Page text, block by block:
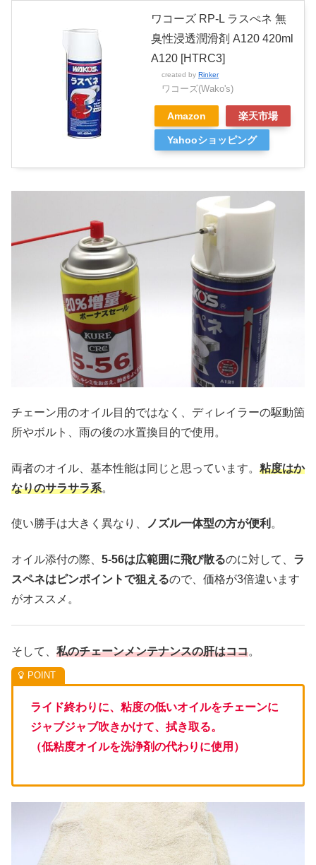
ワコーズ RP-L ラスぺネ 無
臭性浸透潤滑剤 A120 420ml
A120 [HTRC3]
created by Rinker
ワコーズ(Wako's)
Amazon 楽天市場
Yahooショッピング
チェーン用のオイル目的ではなく、ディレイラーの駆動箇
所やボルト、雨の後の水置換目的で使用。
両者のオイル、基本性能は同じと思っています。 粘度はか
なりのサラサラ系。
使い勝手は大きく異なり、 ノズル一体型の方が便利 。
オイル添付の際、 5-56は広範囲に飛び散るのに対して、 ラ
スペネはピンポイントで狙えるので、価格が3倍違います
がオススメ。
そして、 私のチェーンメンテナンスの肝はココ。
ライド終わりに、粘度の低いオイルをチェーンに
ジャブジャブ吹きかけて、拭き取る。
（低粘度オイルを洗浄剤の代わりに使用）